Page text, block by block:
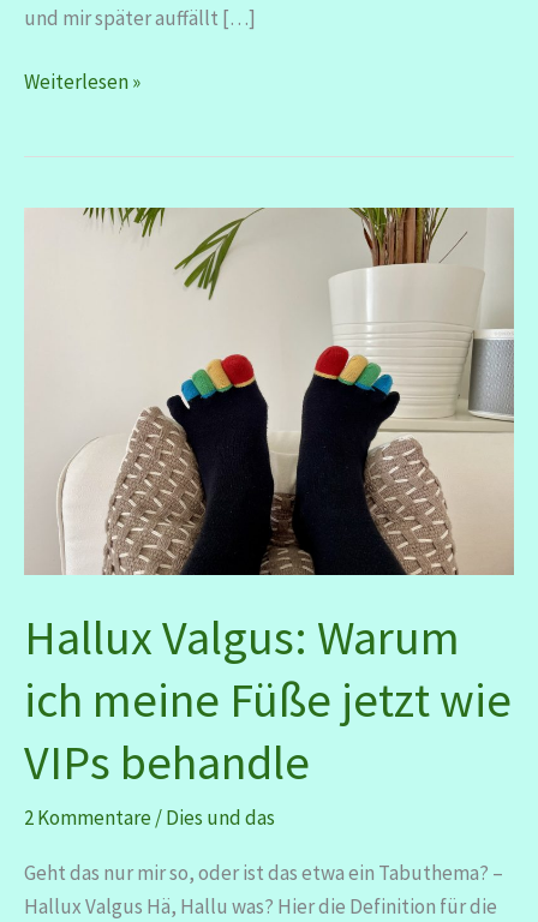
und mir später auffällt […]
Meine
für
Weiterlesen »
Hallux Valgus: Warum
ich meine Füße jetzt wie
VIPs behandle
2 Kommentare/Dies und das
Geht das nur mir so, oder ist das etwa ein Tabuthema? –
Hallux Valgus Hä, Hallu was? Hier die Definition für die